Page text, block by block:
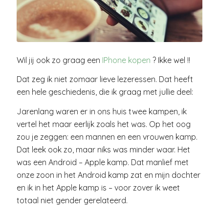
Wil jij ook zo graag een IPhone kopen ? Ikke wel !!
Dat zeg ik niet zomaar lieve lezeressen. Dat heeft
een hele geschiedenis, die ik graag met jullie deel:
Jarenlang waren er in ons huis twee kampen, ik
vertel het maar eerlijk zoals het was. Op het oog
zou je zeggen: een mannen en een vrouwen kamp.
Dat leek ook zo, maar niks was minder waar. Het
was een Android – Apple kamp. Dat manlief met
onze zoon in het Android kamp zat en mijn dochter
en ik in het Apple kamp is – voor zover ik weet
totaal niet gender gerelateerd.